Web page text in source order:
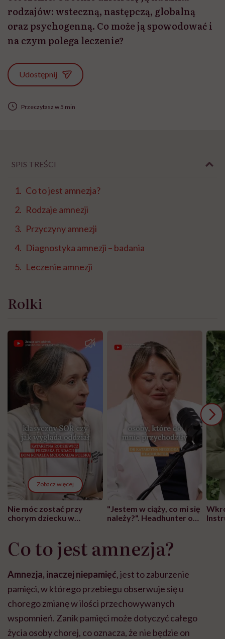
rodzajów: wsteczną, następczą, globalną
oraz psychogenną. Co może ją spowodować i
na czym polega leczenie?
Udostępnij
Przeczytasz w 5 min
SPIS TREŚCI
Co to jest amnezja?
Rodzaje amnezji
Przyczyny amnezji
Diagnostyka amnezji – badania
Leczenie amnezji
Rolki
Zobacz więcej
Nie móc zostać przy
chorym dziecku w
może chyba tylko
głupota i brak
"Jestem w ciąży, co mi się
należy?". Headhunter o
pracy
Co to jest amnezja?
Amnezja, inaczej niepamięć, jest to zaburzenie
pamięci, w którego przebiegu obserwuje się u
chorego zmianę w ilości przechowywanych
wspomnień. Zanik pamięci może dotyczyć całego
życia osoby chorej, co oznacza, że nie będzie on